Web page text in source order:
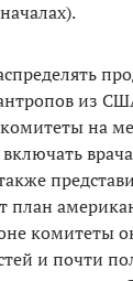
из
на
план
комитеты
и почти